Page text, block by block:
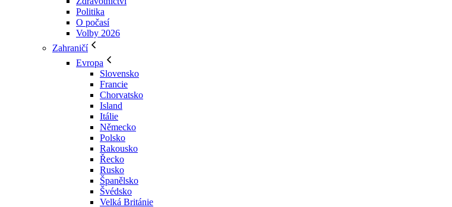
Politika
O počasí
Volby 2026
Zahraničí
Evropa
Slovensko
Francie
Chorvatsko
Island
Itálie
Německo
Polsko
Rakousko
Řecko
Rusko
Španělsko
Švédsko
Velká Británie